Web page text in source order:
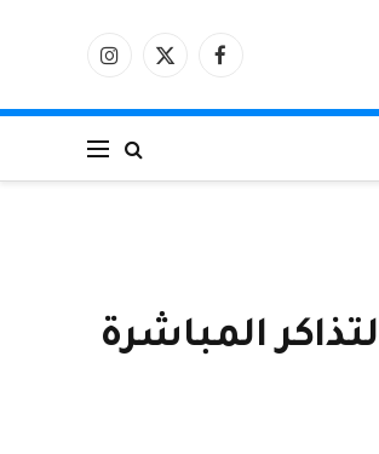
فيسبوكX
الانستغرام